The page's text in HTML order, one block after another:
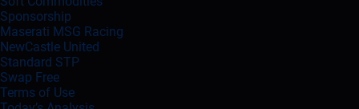
Sponsorship
Maserati MSG Racing
NewCastle United
Standard STP
Swap Free
Terms of Use